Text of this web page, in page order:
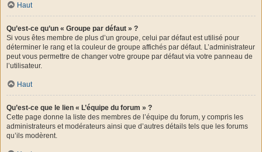
Haut
Qu’est-ce qu’un « Groupe par défaut » ?
Si vous êtes membre de plus d’un groupe, celui par défaut est utilisé pour
déterminer le rang et la couleur de groupe affichés par défaut. L’administrateur
peut vous permettre de changer votre groupe par défaut via votre panneau de
l’utilisateur.
Haut
Qu’est-ce que le lien « L’équipe du forum » ?
Cette page donne la liste des membres de l’équipe du forum, y compris les
administrateurs et modérateurs ainsi que d’autres détails tels que les forums
qu’ils modèrent.